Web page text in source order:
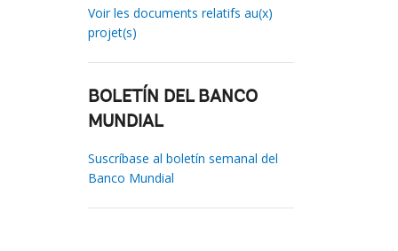
Voir les documents relatifs au(x)
projet(s)
BOLETÍN DEL BANCO
MUNDIAL
Suscríbase al boletín semanal del
Banco Mundial